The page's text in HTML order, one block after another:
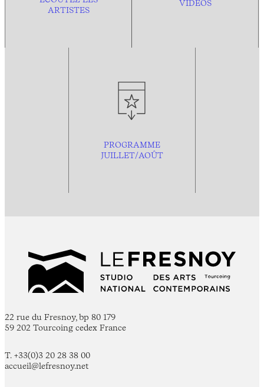
ARTISTES
VIDÉOS
PROGRAMME
JUILLET/AOÛT
22 rue du Fresnoy, bp 80 179
59 202 Tourcoing cedex France
T. +33(0)3 20 28 38 00
accueil@lefresnoy.net